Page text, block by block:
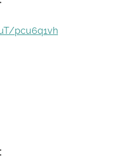
pcu6q1vh